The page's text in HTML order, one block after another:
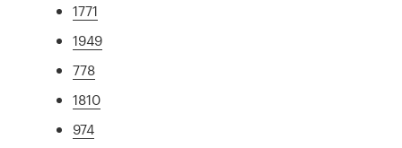
1771
1949
778
1810
974